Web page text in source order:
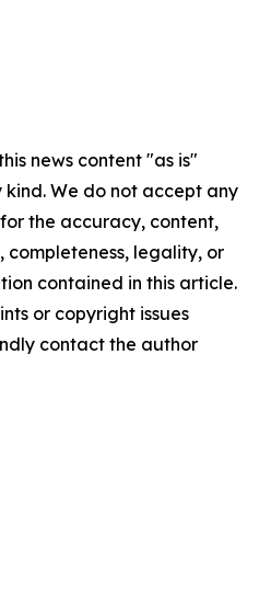
news content "as is"
We do not accept any
the accuracy, content,
completeness, legality, or
contained in this article.
or copyright issues
contact the author